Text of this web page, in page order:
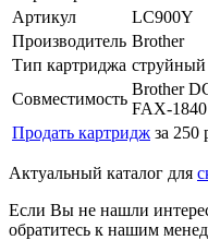
Артикул
LC900Y
Производитель Brother
Тип картриджа
Совместимость
Brother
FAX-1840
Продать картридж за 250
Актуальный каталог для
Если Вы не нашли
обратитесь к нашим